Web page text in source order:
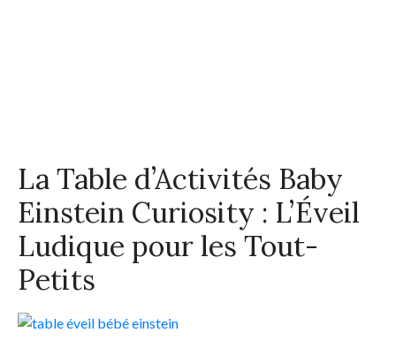
La Table d’Activités Baby
Einstein Curiosity : L’Éveil
Ludique pour les Tout-
Petits